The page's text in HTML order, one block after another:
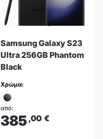
Samsung Galaxy S23
Ultra 256GB Phantom
Black
Χρώμα:
από:
385 ,00 €